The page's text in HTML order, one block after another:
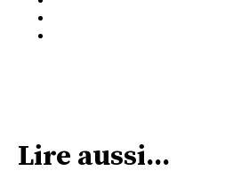
Lire aussi...